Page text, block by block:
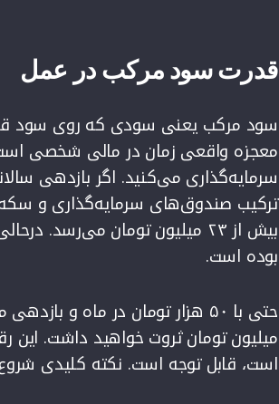
قدرت سود مرکب در عمل
سود مرکب یعنی سودی که روی سود
بوده است.
میلیون تومان ثروت خواهید داشت.
است، قابل توجه است. نکته کلیدی